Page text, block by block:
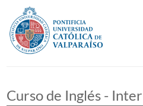
Investigación, Creación e
Curso de Inglés -